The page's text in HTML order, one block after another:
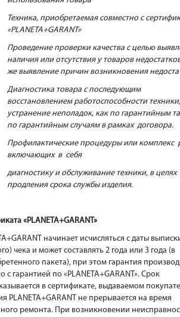
Техника, приобретаемая совместно с
«PLANETA+GARANT»
Проведение проверки качества с целью
наличия или отсутствия у товаров
же выявление причин возникновения
Диагностика товара с последующим
восстановлением работоспособности техники,
устранение неполадок, как по гарантийным
по гарантийным случаям в рамках договора.
Профилактические процедуры или комплекс
включающих в себя
диагностику и обслуживание техники, в целях
продления срока службы изделия.
«PLANETA+GARANT»
начинает исчисляться с даты
чека и может составлять 2 года или 3 года (в
пакета), при этом гарантия
с гарантией по «PLANETA+GARANT». Срок
в сертификате, выдаваемом
PLANETA+GARANT не прерывается на время
ремонта. При возникновении